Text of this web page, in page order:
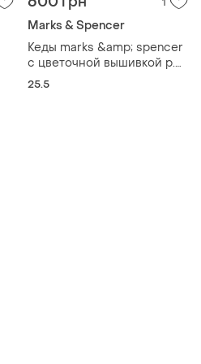
1
Marks & Spencer
Кеды marks &amp; spencer
с цветочной вышивкой р.
35-35.5 (22.5 см)
25.5